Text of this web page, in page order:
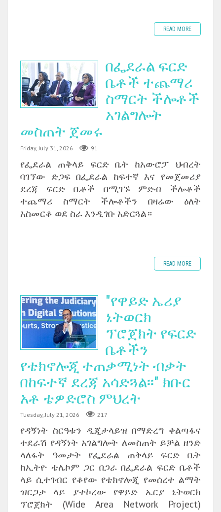
READ MORE
በፌደራል ፍርድ
ቤቶች ተጨማሪ
ስማርት ችሎቶች
አገልግሎት
መስጠት ጀመሩ
Friday, July 31, 2026 91
የፌደራል ጠቅላይ ፍርድ ቤት ከአውሮፓ ህብረት
ባገኘው ድጋፍ በፌደራል ከፍተኛ እና የመጀመሪያ
ደረጃ ፍርድ ቤቶች በሚገኙ ምድብ ችሎቶች
ተጨማሪ ስማርት ችሎቶችን በዛሬው ዕለት
አስመርቆ ወደ ስራ እንዲገቡ አድርጓል።
READ MORE
"የዋይድ ኤሪያ
ኔትወርክ
ፕሮጀክት የፍርድ
ቤቶችን
የቴክኖሎጂ ተጠቃሚነት ብቃት
በከፍተኛ ደረጃ አሳድጓል፡፡" ክቡር
አቶ ቴዎድሮስ ምህረት
Tuesday, July 21, 2026 217
የዳኝነት ስርዓቱን ዲጂታላይዝ በማድረግ ቀልጣፋና
ተደራሽ የዳኝነት አገልግሎት ለመስጠት ይቻል ዘንድ
ላለፋት ዓመታት የፌደራል ጠቅላይ ፍርድ ቤት
ከኢትዮ ቴሌኮም ጋር በጋራ በፌደራል ፍርድ ቤቶች
ላይ ሲተገብር የቆየው የቴክኖሎጂ የመሰረተ ልማት
ዝርጋታ ላይ ያተኮረው የዋይድ ኤርያ ኔትወርክ
ፕሮጀክት (Wide Area Network Project)